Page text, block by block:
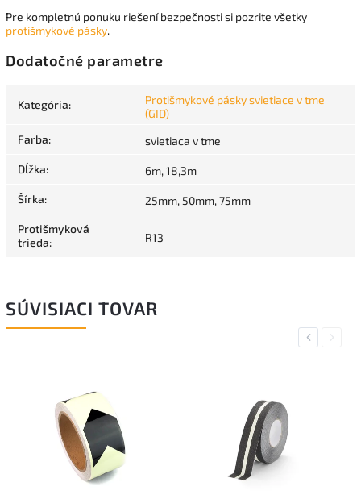
Pre kompletnú ponuku riešení bezpečnosti si pozrite všetky
protišmykové pásky.
Dodatočné parametre
Kategória:
Protišmykové pásky svietiace v tme
(GID)
Farba: svietiaca v tme
Dĺžka: 6m, 18,3m
Šírka: 25mm, 50mm, 75mm
Protišmyková
trieda: R13
SÚVISIACI TOVAR
PreviousNext